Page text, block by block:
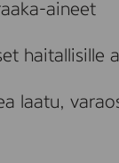
aineet
haitallisille
laatu,